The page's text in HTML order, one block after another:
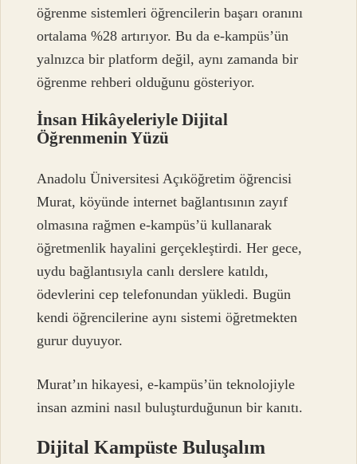
öğrenme sistemleri öğrencilerin başarı oranını
ortalama %28 artırıyor. Bu da e-kampüs’ün
yalnızca bir platform değil, aynı zamanda bir
öğrenme rehberi olduğunu gösteriyor.
İnsan Hikâyeleriyle Dijital
Öğrenmenin Yüzü
Anadolu Üniversitesi Açıköğretim öğrencisi
Murat, köyünde internet bağlantısının zayıf
olmasına rağmen e-kampüs’ü kullanarak
öğretmenlik hayalini gerçekleştirdi. Her gece,
uydu bağlantısıyla canlı derslere katıldı,
ödevlerini cep telefonundan yükledi. Bugün
kendi öğrencilerine aynı sistemi öğretmekten
gurur duyuyor.
Murat’ın hikayesi, e-kampüs’ün teknolojiyle
insan azmini nasıl buluşturduğunun bir kanıtı.
Dijital Kampüste Buluşalım